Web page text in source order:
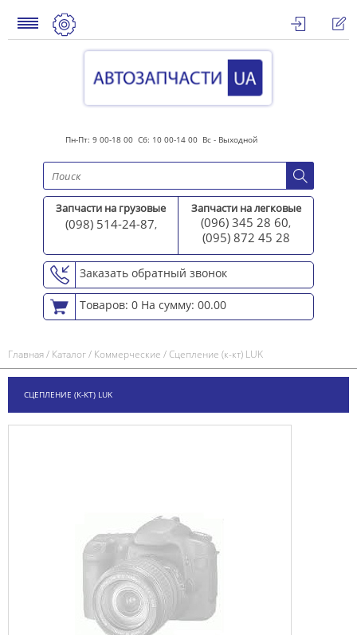
Пн-Пт: 9 00-18 00 Сб: 10 00-14 00 Вс - Выходной
Запчасти на грузовые
(098) 514-24-87,
Запчасти на легковые
(096) 345 28 60,
(095) 872 45 28
Заказать обратный звонок
Товаров: 0 На сумму: 00.00
Главная/ Каталог/ Коммерческие /Сцепление (к-кт) LUK
СЦЕПЛЕНИЕ (К-КТ) LUK